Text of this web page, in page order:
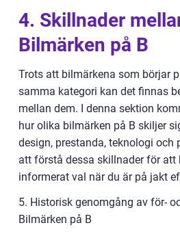
4. Skillnader
Bilmärken på B
Trots att bilmärkena som börjar
samma kategori kan det finnas
mellan dem. I denna sektion
hur olika bilmärken på B skiljer
design, prestanda, teknologi och
att förstå dessa skillnader för att
informerat val när du är på jakt
5. Historisk genomgång av för-
Bilmärken på B